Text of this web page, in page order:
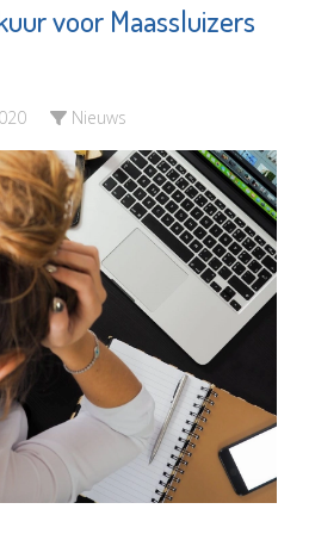
voor Maassluizers
Nieuws